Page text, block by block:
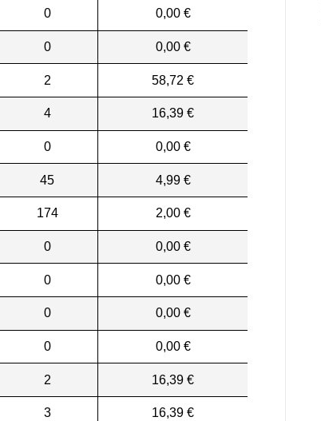
0 0,00 €
0 0,00 €
2 58,72 €
4 16,39 €
0 0,00 €
45 4,99 €
174 2,00 €
0 0,00 €
0 0,00 €
0 0,00 €
0 0,00 €
2 16,39 €
3 16,39 €